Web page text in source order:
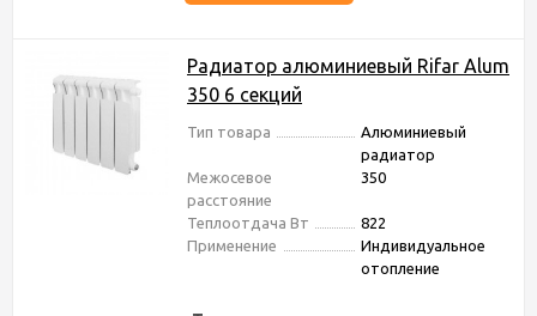
Радиатор алюминиевый Rifar Alum
350 6 секций
Тип товара
Алюминиевый
радиатор
Межосевое
расстояние
350
Теплоотдача Вт
822
Применение
Индивидуальное
отопление